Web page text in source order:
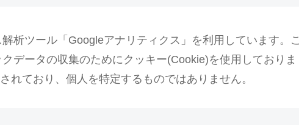
析ツール「Googleアナリティクス」を利用しています。こ
データの収集のためにクッキー(Cookie)を使用しておりま
れており、個人を特定するものではありません。